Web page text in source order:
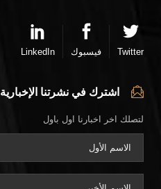
Twitter فيسبوك LinkedIn
اشترك في نشرتنا الإخبارية
لتصلك اخر اخبارنا اول باول